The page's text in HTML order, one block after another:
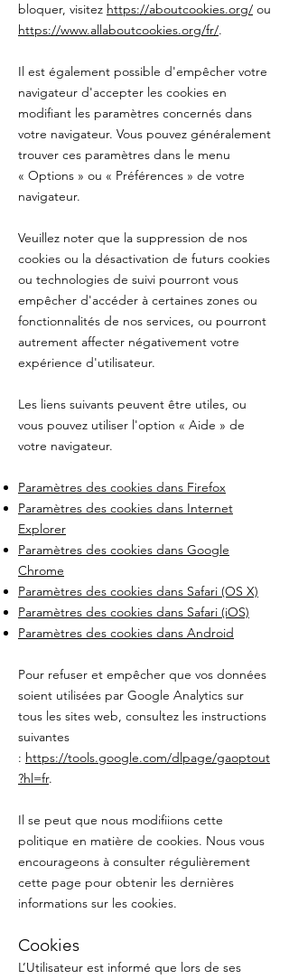
bloquer, visitez https://aboutcookies.org/ ou
https://www.allaboutcookies.org/fr/.
Il est également possible d'empêcher votre
navigateur d'accepter les cookies en
modifiant les paramètres concernés dans
votre navigateur. Vous pouvez généralement
trouver ces paramètres dans le menu
« Options » ou « Préférences » de votre
navigateur.
Veuillez noter que la suppression de nos
cookies ou la désactivation de futurs cookies
ou technologies de suivi pourront vous
empêcher d'accéder à certaines zones ou
fonctionnalités de nos services, ou pourront
autrement affecter négativement votre
expérience d'utilisateur.
Les liens suivants peuvent être utiles, ou
vous pouvez utiliser l'option « Aide » de
votre navigateur.
Paramètres des cookies dans Firefox
Paramètres des cookies dans Internet
Explorer
Paramètres des cookies dans Google
Chrome
Paramètres des cookies dans Safari (OS X)
Paramètres des cookies dans Safari (iOS)
Paramètres des cookies dans Android
Pour refuser et empêcher que vos données
soient utilisées par Google Analytics sur
tous les sites web, consultez les instructions
suivantes
: https://tools.google.com/dlpage/gaoptout
?hl=fr.
Il se peut que nous modifiions cette
politique en matière de cookies. Nous vous
encourageons à consulter régulièrement
cette page pour obtenir les dernières
informations sur les cookies.
​Cookies
L’Utilisateur est informé que lors de ses